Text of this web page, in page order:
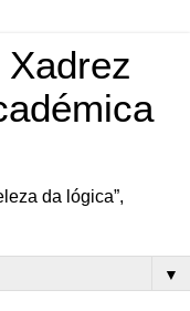
da lógica”,
▼